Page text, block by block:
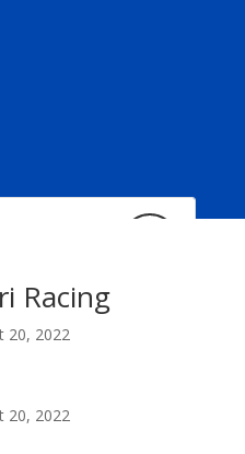
Racing
20, 2022
20, 2022